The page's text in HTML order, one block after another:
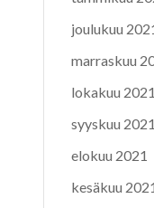
joulukuu
marraskuu
lokakuu 2021
syyskuu 2021
elokuu 2021
kesäkuu